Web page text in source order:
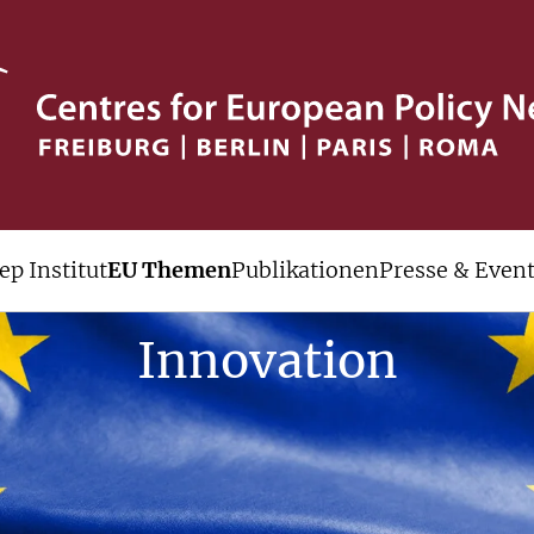
InstitutEU ThemenPublikationenPresse &
Innovation